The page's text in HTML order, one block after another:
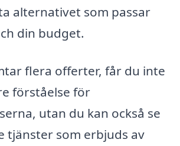
alternativet som passar
din budget.
flera offerter, får du inte
förståelse för
utan du kan också se
tjänster som erbjuds av